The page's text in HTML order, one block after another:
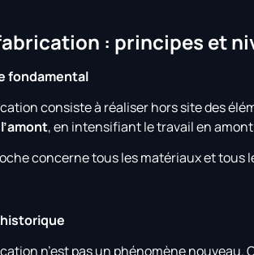
: principes et
fondamental
consiste à réaliser hors site des
, en intensifiant le travail en
concerne tous les matériaux et tous
n’est pas un phénomène nouveau.